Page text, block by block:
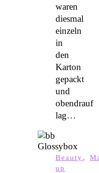
waren
diesmal
einzeln
in
den
Karton
gepackt
und
obendrauf
lag…
Beauty,
up